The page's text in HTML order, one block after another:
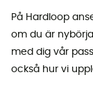
På Hardloop
om du är
med dig vår
också hur vi